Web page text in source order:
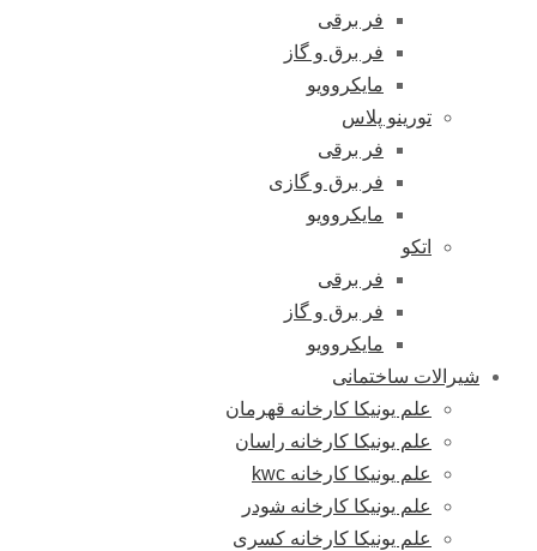
فر برقی
فر برق و گاز
مایکروویو
تورینو پلاس
فر برقی
فر برق و گازی
مایکروویو
اتکو
فر برقی
فر برق و گاز
مایکروویو
شیرالات ساختمانی
علم یونیکا کارخانه قهرمان
علم یونیکا کارخانه راسان
علم یونیکا کارخانه kwc
علم یونیکا کارخانه شودر
علم یونیکا کارخانه کسری